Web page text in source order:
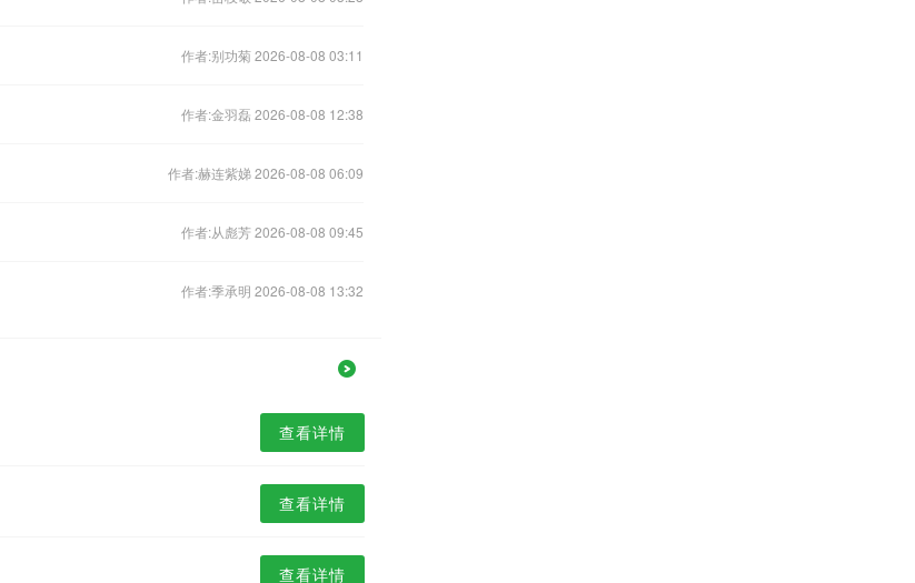
作者:别功菊 2026-08-08 03:11
作者:金羽磊 2026-08-08 12:38
作者:赫连紫娣 2026-08-08 06:09
作者:从彪芳 2026-08-08 09:45
作者:季承明 2026-08-08 13:32
查看详情
查看详情
查看详情